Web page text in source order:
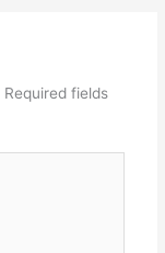
Required fields